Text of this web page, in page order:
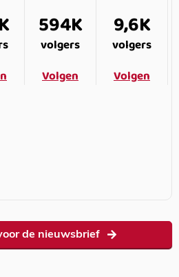
594K
volgers
Volgen
9,6K
volgers
Volgen
de nieuwsbrief